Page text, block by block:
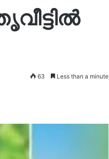
63 Less than a minute